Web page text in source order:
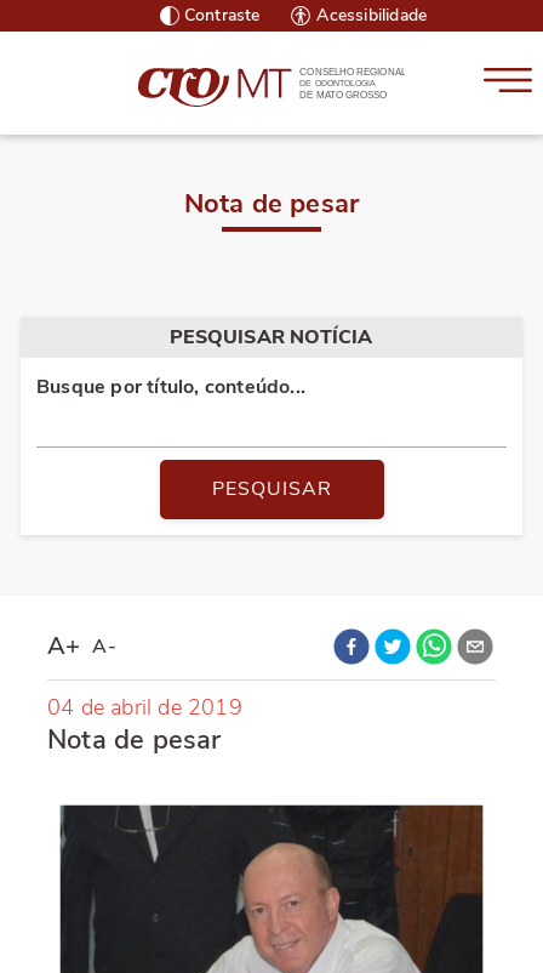
Contraste Acessibilidade
CONSELHO REGIONAL
DE ODONTOLOGIA
DE MATO GROSSO
Nota de pesar
PESQUISAR NOTÍCIA
Busque por título, conteúdo...
PESQUISAR
A+ A-
04 de abril de 2019
Nota de pesar